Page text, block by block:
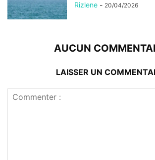
Rizlene - 20/04/2026
AUCUN
LAISSER UN